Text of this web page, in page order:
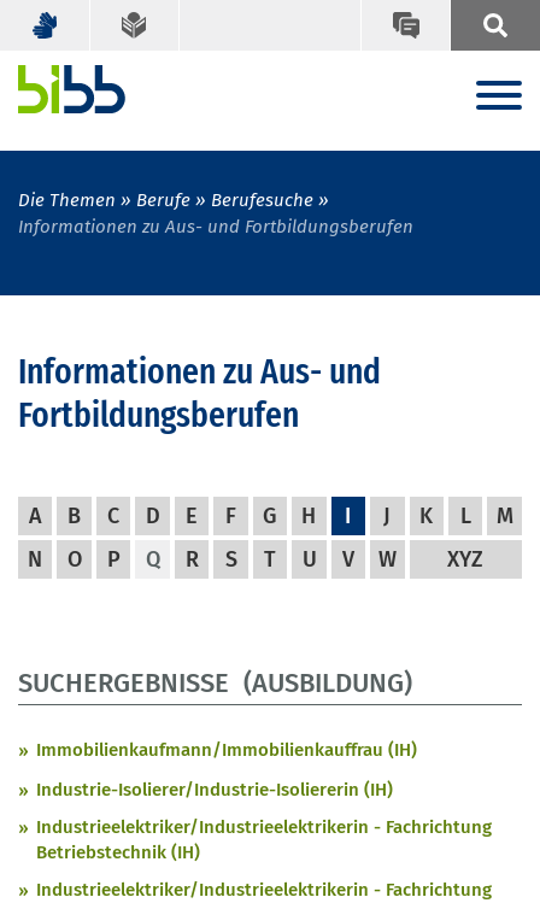
Die Themen Berufe
Berufesuche
Informationen zu Aus- und Fortbildungsberufen
Informationen zu Aus- und
Fortbildungsberufen
A B C D E F G H I J K L
M
N
O P Q R S T U V W XYZ
SUCHERGEBNISSE (AUSBILDUNG)
Immobilienkaufmann/Immobilienkauffrau (IH)
Industrie-Isolierer/Industrie-Isoliererin (IH)
Industrieelektriker/Industrieelektrikerin - Fachrichtung
Betriebstechnik (IH)
Industrieelektriker/Industrieelektrikerin - Fachrichtung